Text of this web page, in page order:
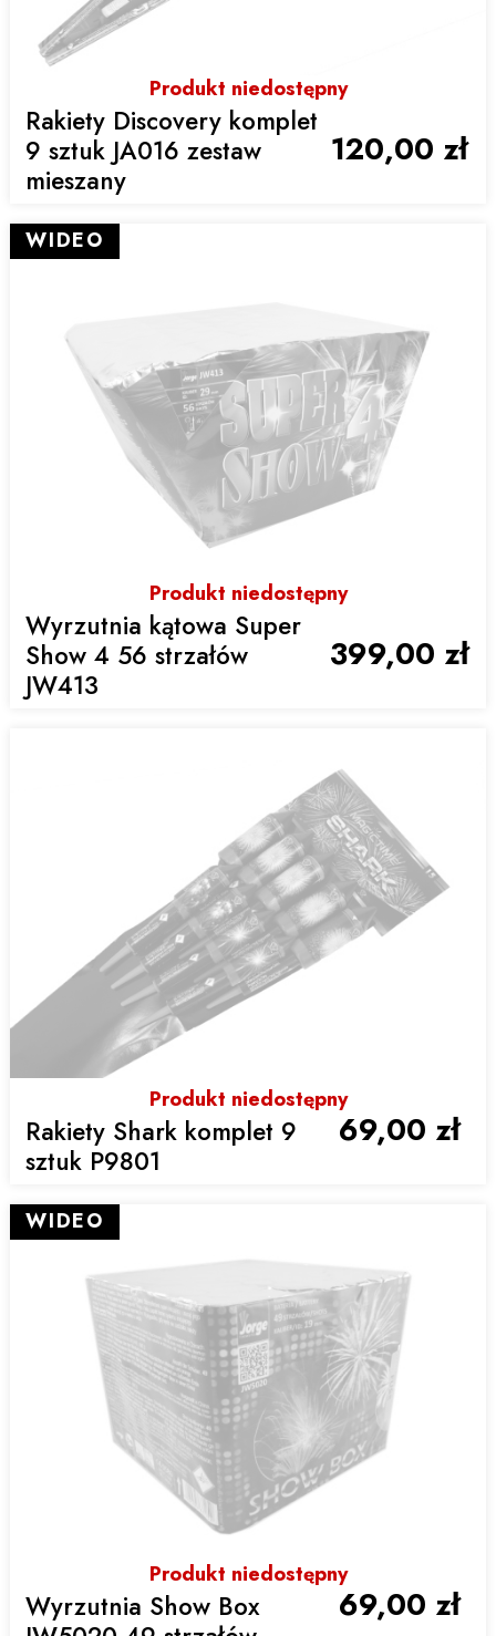
Produkt niedostępny
Rakiety Discovery komplet
9 sztuk JA016 zestaw
mieszany
120,00 zł
Produkt niedostępny
Wyrzutnia kątowa Super
Show 4 56 strzałów
JW413
399,00 zł
WIDEO
Produkt niedostępny
Rakiety Shark komplet 9
sztuk P9801
69,00 zł
Produkt niedostępny
Wyrzutnia Show Box
69,00 zł
WIDEO